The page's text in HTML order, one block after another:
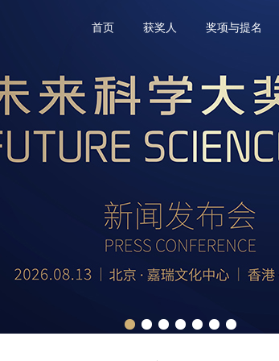
首页 获奖人 奖项与提名